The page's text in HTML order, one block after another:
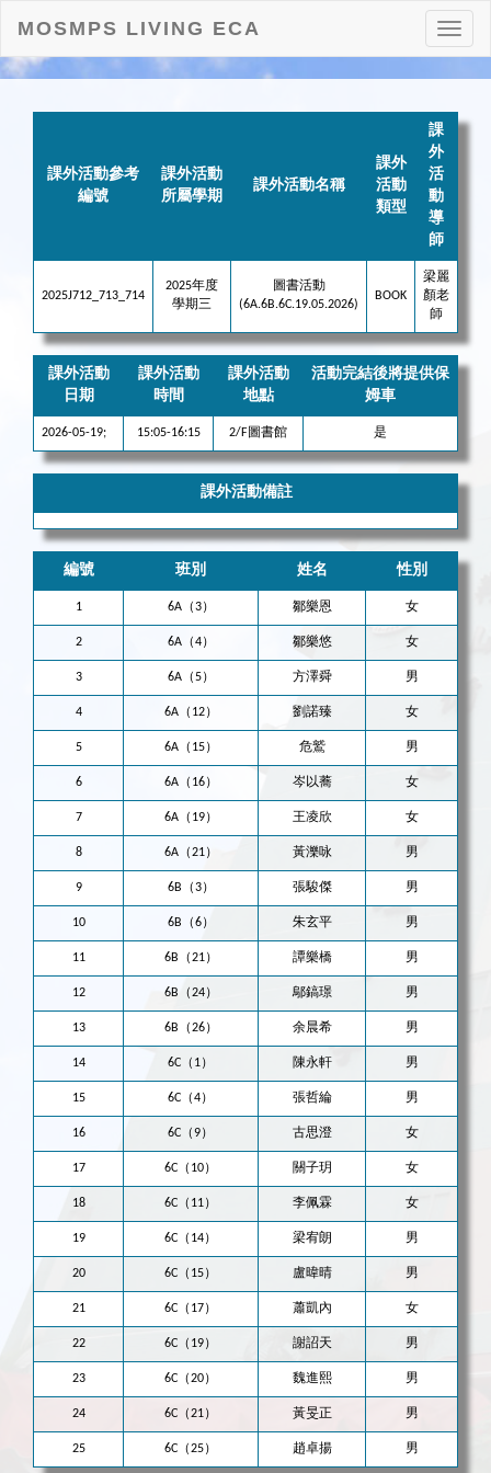
打
開
MOSMPS LIVING ECA
課外活動參考
編號
課外活動
所屬學期
課外活動名稱
課外
活動
類型
課
外
活
動
導
師
2025J712_713_714
2025年度
學期三
圖書活動
(6A.6B.6C.19.05.2026)
BOOK
梁麗
顏老
師
課外活動
日期
課外活動
時間
課外活動
地點
活動完結後將提供保
姆車
2026-05-19; 15:05-16:15 2/F圖書館 是
課外活動備註
編號 班別 姓名 性別
1 6A（3） 鄒樂恩 女
2 6A（4） 鄒樂悠 女
3 6A（5） 方澤舜 男
4 6A（12） 劉諾臻 女
5 6A（15） 危鷲 男
6 6A（16） 岑以蕎 女
7 6A（19） 王凌欣 女
8 6A（21） 黃濼咏 男
9 6B（3） 張駿傑 男
10 6B（6） 朱玄平 男
11 6B（21） 譚樂橋 男
12 6B（24） 鄔鎬璟 男
13 6B（26） 余晨希 男
14 6C（1） 陳永軒 男
15 6C（4） 張哲綸 男
16 6C（9） 古思澄 女
17 6C（10） 關子玥 女
18 6C（11） 李佩霖 女
19 6C（14） 梁宥朗 男
20 6C（15） 盧暐晴 男
21 6C（17） 蕭凱內 女
22 6C（19） 謝詔天 男
23 6C（20） 魏進熙 男
24 6C（21） 黃旻正 男
25 6C（25） 趙卓揚 男